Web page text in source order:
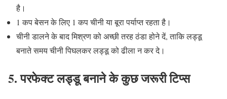
है।
1 कप बेसन के लिए 1 कप चीनी या बूरा पर्याप्त रहता है।
चीनी डालने के बाद मिश्रण को अच्छी तरह ठंडा होने दें, ताकि लड्डू
बनाते समय चीनी पिघलकर लड्डू को ढीला न कर दे।
5. परफेक्ट लड्डू बनाने के कुछ जरूरी टिप्स